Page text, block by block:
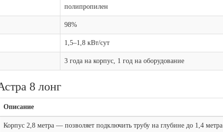
полипропилен
98%
1,5–1,8 кВт/сут
3 года на корпус, 1 год на оборудование
8 лонг
Описание
Корпус 2,8 метра — позволяет подключить трубу на глубине до 1,4 метра